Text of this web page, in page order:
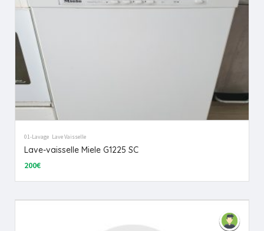
01-Lavage Lave Vaisselle
Lave-vaisselle Miele G1225 SC
200€